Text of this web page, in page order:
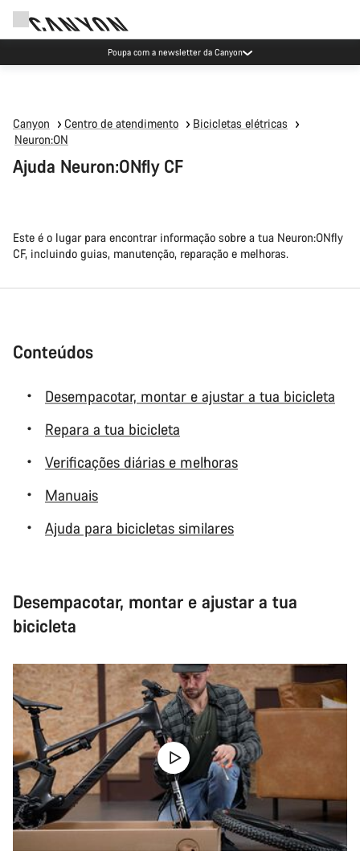
Eventos Canyon
Canyon Centro de atendimento
Bicicletas elétricas
Neuron:ON
Ajuda Neuron:ONfly CF
Este é o lugar para encontrar informação sobre a tua Neuron:ONfly
CF, incluindo guias, manutenção, reparação e melhoras.
Conteúdos
Desempacotar, montar e ajustar a tua bicicleta
Repara a tua bicicleta
Verificações diárias e melhoras
Manuais
Ajuda para bicicletas similares
Desempacotar, montar e ajustar a tua
bicicleta